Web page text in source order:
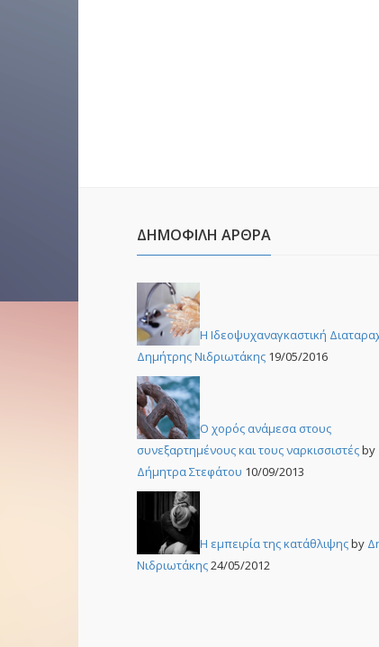
ΔΗΜΟΦΙΛΉ ΆΡΘΡΑ
Η Ιδεοψυχαναγκαστική
Δημήτρης Νιδριωτάκης 19/05/2016
Ο χορός ανάμεσα στους
συνεξαρτημένους και τους ναρκισσιστέςby
Δήμητρα Στεφάτου 10/09/2013
Η εμπειρία της κατάθλιψηςby
Νιδριωτάκης24/05/2012